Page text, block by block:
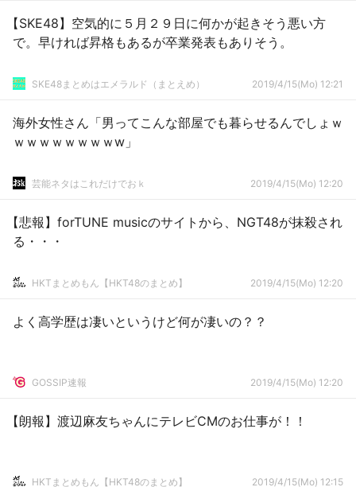
【SKE48】空気的に５月２９日に何かが起きそう悪い方
で。早ければ昇格もあるが卒業発表もありそう。
SKE48まとめはエメラルド（まとえめ） 2019/4/15(Mo) 12:21
海外女性さん「男ってこんな部屋でも暮らせるんでしょｗ
ｗｗｗｗｗｗｗｗw」
芸能ネタはこれだけでおｋ 2019/4/15(Mo) 12:20
【悲報】forTUNE musicのサイトから、NGT48が抹殺され
る・・・
HKTまとめもん【HKT48のまとめ】 2019/4/15(Mo) 12:20
よく高学歴は凄いというけど何が凄いの？？
GOSSIP速報 2019/4/15(Mo) 12:20
【朗報】渡辺麻友ちゃんにテレビCMのお仕事が！！
HKTまとめもん【HKT48のまとめ】 2019/4/15(Mo) 12:15